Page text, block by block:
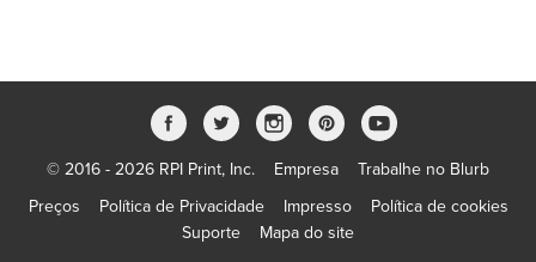
© 2016 - 2026 RPI Print, Inc. Empresa
Trabalhe no Blurb
Preços
Política de Privacidade Impresso
Política de cookies
Suporte
Mapa do site